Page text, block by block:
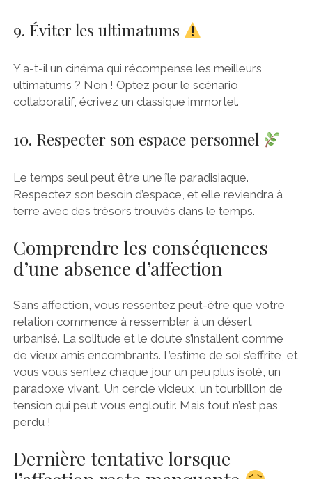
9. Éviter les ultimatums
Y a-t-il un cinéma qui récompense les meilleurs
ultimatums ? Non ! Optez pour le scénario
collaboratif, écrivez un classique immortel.
10. Respecter son espace personnel
Le temps seul peut être une île paradisiaque.
Respectez son besoin d’espace, et elle reviendra à
terre avec des trésors trouvés dans le temps.
Comprendre les conséquences
d’une absence d’affection
Sans affection, vous ressentez peut-être que votre
relation commence à ressembler à un désert
urbanisé. La solitude et le doute s’installent comme
de vieux amis encombrants. L’estime de soi s’effrite, et
vous vous sentez chaque jour un peu plus isolé, un
paradoxe vivant. Un cercle vicieux, un tourbillon de
tension qui peut vous engloutir. Mais tout n’est pas
perdu !
Dernière tentative lorsque